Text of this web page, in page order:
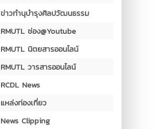
ข่าวทำนุบำรุงศิลปวัฒนธรรม
RMUTL ช่อง@Youtube
RMUTL นิตยสารออนไลน์
RMUTL วารสารออนไลน์
RCDL News
แหล่งท่องเที่ยว
News Clipping